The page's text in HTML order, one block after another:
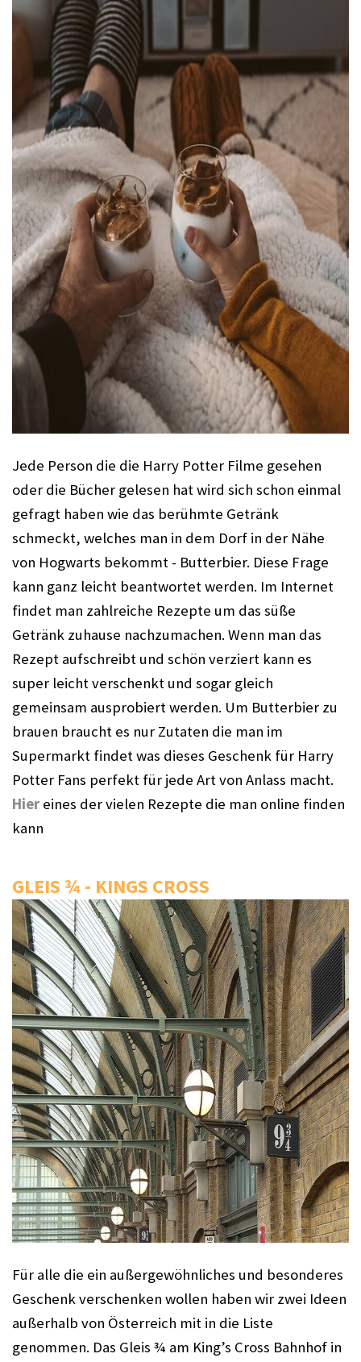
Jede Person die die Harry Potter Filme gesehen
oder die Bücher gelesen hat wird sich schon einmal
gefragt haben wie das berühmte Getränk
schmeckt, welches man in dem Dorf in der Nähe
von Hogwarts bekommt - Butterbier. Diese Frage
kann ganz leicht beantwortet werden. Im Internet
findet man zahlreiche Rezepte um das süße
Getränk zuhause nachzumachen. Wenn man das
Rezept aufschreibt und schön verziert kann es
super leicht verschenkt und sogar gleich
gemeinsam ausprobiert werden. Um Butterbier zu
brauen braucht es nur Zutaten die man im
Supermarkt findet was dieses Geschenk für Harry
Hier eines der vielen Rezepte die man online finden
kann
GLEIS ¾ - KINGS CROSS
Für alle die ein außergewöhnliches und besonderes
Geschenk verschenken wollen haben wir zwei Ideen
außerhalb von Österreich mit in die Liste
genommen. Das Gleis ¾ am King’s Cross Bahnhof in